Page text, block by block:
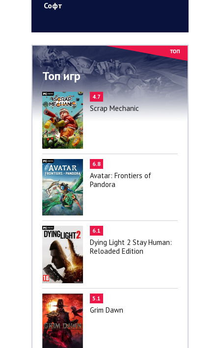
Софт
Топ игр
4.7
Scrap Mechanic
6.8
Avatar: Frontiers of
Pandora
6.1
Dying Light 2 Stay Human:
Reloaded Edition
5.1
Grim Dawn